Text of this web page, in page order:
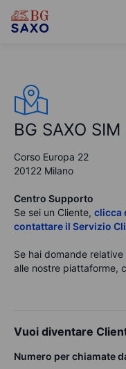
BG SAXO
Corso Europa 22
20122 Milano
Centro Supporto
Se sei un Cliente, clicca
contattare il Servizio
Se hai domande
alle nostre piattaforme,
Vuoi diventare
Numero per chiamate